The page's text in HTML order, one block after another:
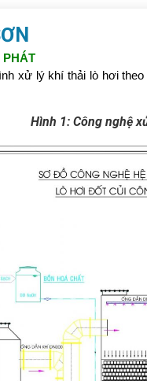
PHÁT
xử lý khí thải lò hơi
Hình 1: Công nghệ